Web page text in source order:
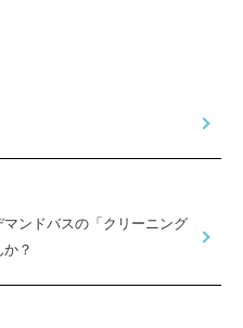
マンドバスの「クリーニング
？